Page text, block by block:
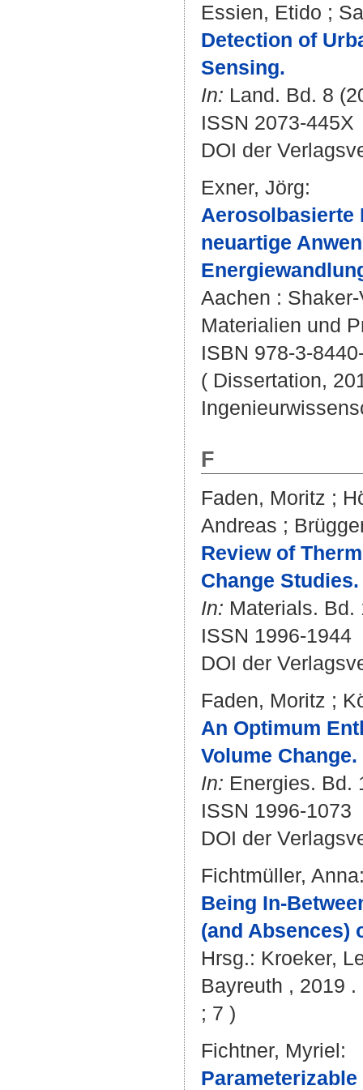
Essien, Etido ;
Detection of
Sensing.
In: Land. Bd. 8
ISSN 2073-445X
DOI der
Exner, Jörg:
Aerosolbasierte
neuartige
Aachen :
Materialien und
ISBN 978-3-
( Dissertation,
F
Faden, Moritz ;
Andreas ;
Review of
Change Studies.
In: Materials. Bd.
ISSN 1996-1944
DOI der
Faden, Moritz ;
An Optimum
Volume Change.
In: Energies. Bd.
ISSN 1996-1073
DOI der
Fichtmüller, Anna
Being In-
(and Absences)
Hrsg.: Kroeker,
Bayreuth , 2019
; 7 )
Fichtner, Myriel: